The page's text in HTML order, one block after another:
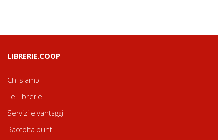
LIBRERIE.COOP
Chi siamo
Le Librerie
Servizi e vantaggi
Raccolta punti